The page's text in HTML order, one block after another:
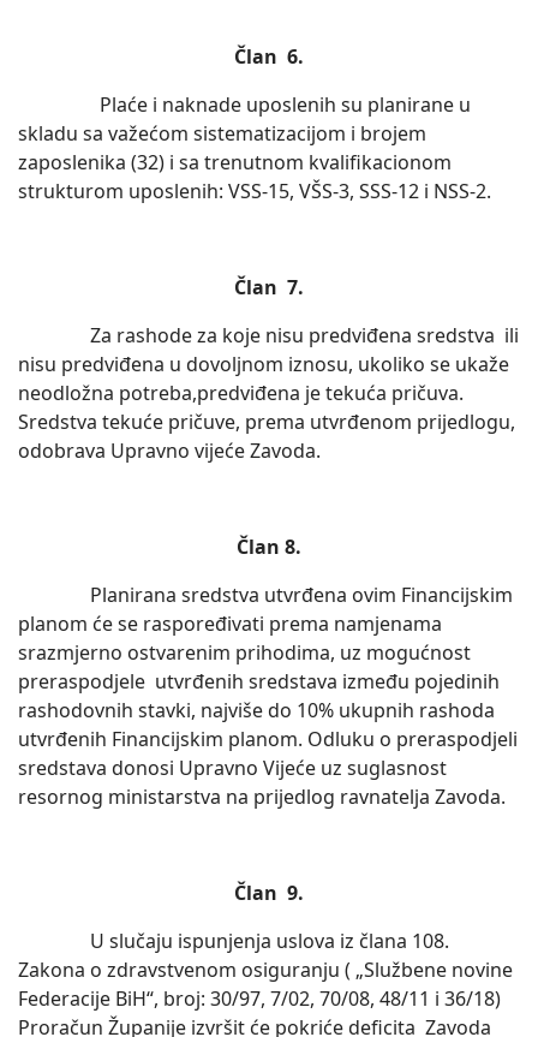
Član 6.
Plaće i naknade uposlenih su planirane u
skladu sa važećom sistematizacijom i brojem
zaposlenika (32) i sa trenutnom kvalifikacionom
strukturom uposlenih: VSS-15, VŠS-3, SSS-12 i NSS-2.
Član 7.
Za rashode za koje nisu predviđena sredstva ili
nisu predviđena u dovoljnom iznosu, ukoliko se ukaže
neodložna potreba,predviđena je tekuća pričuva.
Sredstva tekuće pričuve, prema utvrđenom prijedlogu,
odobrava Upravno vijeće Zavoda.
Član 8.
Planirana sredstva utvrđena ovim Financijskim
planom će se raspoređivati prema namjenama
srazmjerno ostvarenim prihodima, uz mogućnost
preraspodjele utvrđenih sredstava između pojedinih
rashodovnih stavki, najviše do 10% ukupnih rashoda
utvrđenih Financijskim planom. Odluku o preraspodjeli
sredstava donosi Upravno Vijeće uz suglasnost
resornog ministarstva na prijedlog ravnatelja Zavoda.
Član 9.
U slučaju ispunjenja uslova iz člana 108.
Zakona o zdravstvenom osiguranju ( „Službene novine
Federacije BiH“, broj: 30/97, 7/02, 70/08, 48/11 i 36/18)
Proračun Županije izvršit će pokriće deficita Zavoda